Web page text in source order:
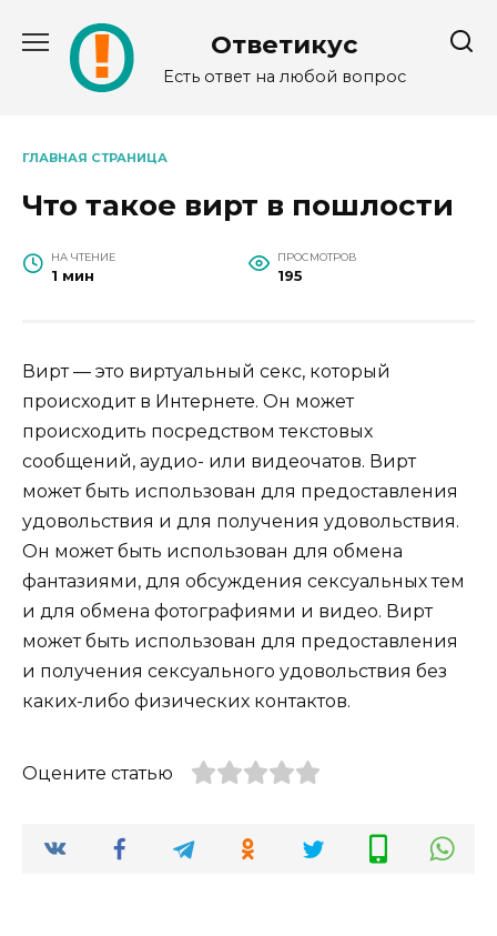
содержанию
Ответикус
Есть ответ на любой вопрос
ГЛАВНАЯ СТРАНИЦА
Что такое вирт в пошлости
НА ЧТЕНИЕ
1 мин
ПРОСМОТРОВ
195
Вирт — это виртуальный секс, который
происходит в Интернете. Он может
происходить посредством текстовых
сообщений, аудио- или видеочатов. Вирт
может быть использован для предоставления
удовольствия и для получения удовольствия.
Он может быть использован для обмена
фантазиями, для обсуждения сексуальных тем
и для обмена фотографиями и видео. Вирт
может быть использован для предоставления
и получения сексуального удовольствия без
каких-либо физических контактов.
Оцените статью